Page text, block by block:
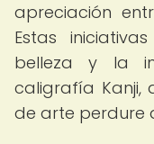
apreciación
Estas
belleza y la
caligrafía Kanji,
de arte perdure